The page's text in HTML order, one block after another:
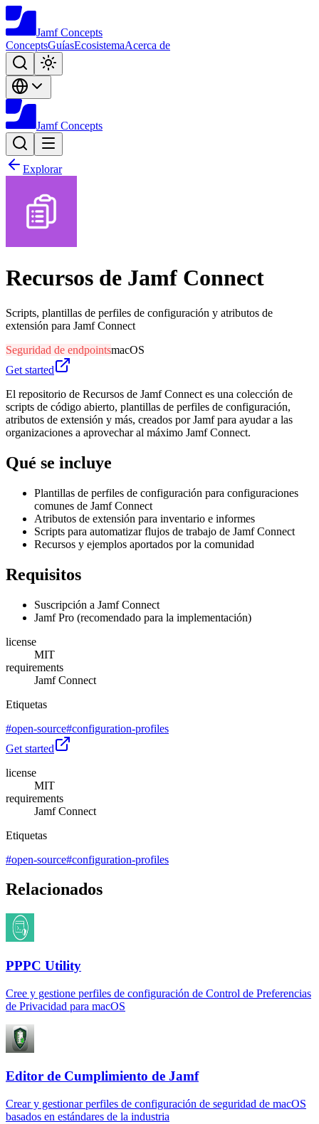
Jamf Concepts
ConceptsGuíasEcosistemaAcerca de
Jamf Concepts
Explorar
Recursos de Jamf Connect
Scripts, plantillas de perfiles de configuración y atributos de
extensión para Jamf Connect
Seguridad de endpointsmacOS
Get started
El repositorio de Recursos de Jamf Connect es una colección de
scripts de código abierto, plantillas de perfiles de configuración,
atributos de extensión y más, creados por Jamf para ayudar a las
organizaciones a aprovechar al máximo Jamf Connect.
Qué se incluye
Plantillas de perfiles de configuración para configuraciones
comunes de Jamf Connect
Atributos de extensión para inventario e informes
Scripts para automatizar flujos de trabajo de Jamf Connect
Recursos y ejemplos aportados por la comunidad
Requisitos
Suscripción a Jamf Connect
Jamf Pro (recomendado para la implementación)
license
MIT
requirements
Jamf Connect
Etiquetas
#open-source#configuration-profiles
Get started
license
MIT
requirements
Jamf Connect
Etiquetas
#open-source#configuration-profiles
Relacionados
PPPC Utility
Cree y gestione perfiles de configuración de Control de Preferencias
de Privacidad para macOS
Editor de Cumplimiento de Jamf
Crear y gestionar perfiles de configuración de seguridad de macOS
basados en estándares de la industria